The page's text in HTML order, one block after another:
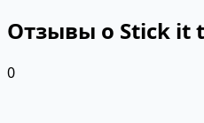
Отзывы о Stick it
0